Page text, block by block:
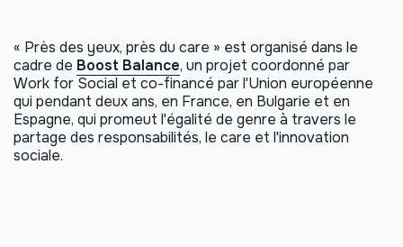
« Près des yeux, près du care » est organisé dans le
cadre de Boost Balance, un projet coordonné par
Work for Social et co-financé par l'Union européenne
qui pendant deux ans, en France, en Bulgarie et en
Espagne, qui promeut l'égalité de genre à travers le
partage des responsabilités, le care et l'innovation
sociale.